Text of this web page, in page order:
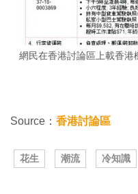
網民在香港討論區上載香港
Source： 香港討論區
花生 潮流 冷知識